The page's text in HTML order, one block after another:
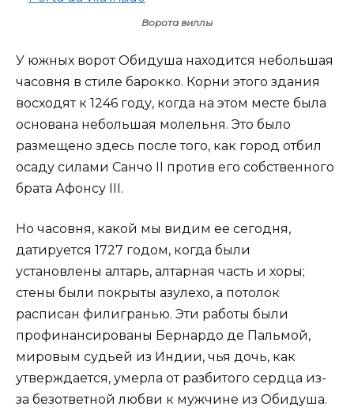
Ворота виллы
У южных ворот Обидуша находится небольшая
часовня в стиле барокко. Корни этого здания
восходят к 1246 году, когда на этом месте была
основана небольшая молельня. Это было
размещено здесь после того, как город отбил
осаду силами Санчо II против его собственного
брата Афонсу III.
Но часовня, какой мы видим ее сегодня,
датируется 1727 годом, когда были
установлены алтарь, алтарная часть и хоры;
стены были покрыты азулехо, а потолок
расписан филигранью. Эти работы были
профинансированы Бернардо де Пальмой,
мировым судьей из Индии, чья дочь, как
утверждается, умерла от разбитого сердца из-
за безответной любви к мужчине из Обидуша.